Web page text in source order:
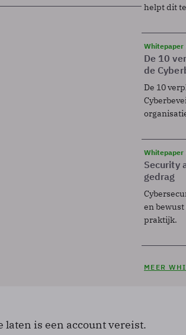
helpt dit
Whitepaper
De 10
de
De 10
Whitepaper
Security
gedrag
en
praktijk.
MEER
laten is een account vereist.